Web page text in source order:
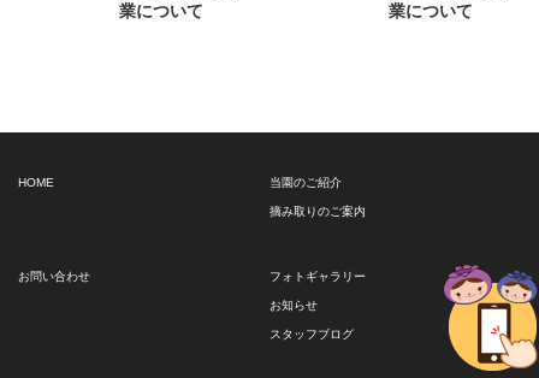
業について
業について
HOME 当園のご紹介
摘み取りのご案内
お問い合わせ フォトギャラリー
お知らせ
スタッフブログ